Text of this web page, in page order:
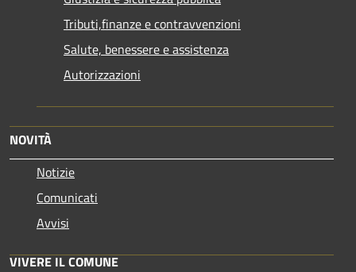
Tributi,finanze e contravvenzioni
Salute, benessere e assistenza
Autorizzazioni
NOVITÀ
Notizie
Comunicati
Avvisi
VIVERE IL COMUNE